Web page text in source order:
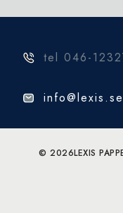
tel 046-
info@lexis.se
© 2026LEXIS